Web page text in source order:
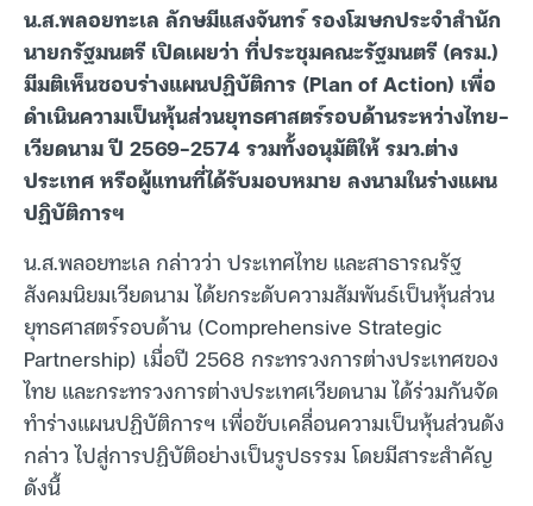
น.ส.พลอยทะเล ลักษมีแสงจันทร์ รองโฆษกประจำสำนัก
นายกรัฐมนตรี เปิดเผยว่า ที่ประชุมคณะรัฐมนตรี (ครม.)
มีมติเห็นชอบร่างแผนปฏิบัติการ (Plan of Action) เพื่อ
ดำเนินความเป็นหุ้นส่วนยุทธศาสตร์รอบด้านระหว่างไทย-
เวียดนาม ปี 2569-2574 รวมทั้งอนุมัติให้ รมว.ต่าง
ประเทศ หรือผู้แทนที่ได้รับมอบหมาย ลงนามในร่างแผน
ปฏิบัติการฯ
น.ส.พลอยทะเล กล่าวว่า ประเทศไทย และสาธารณรัฐ
สังคมนิยมเวียดนาม ได้ยกระดับความสัมพันธ์เป็นหุ้นส่วน
ยุทธศาสตร์รอบด้าน (Comprehensive Strategic
Partnership) เมื่อปี 2568 กระทรวงการต่างประเทศของ
ไทย และกระทรวงการต่างประเทศเวียดนาม ได้ร่วมกันจัด
ทำร่างแผนปฏิบัติการฯ เพื่อขับเคลื่อนความเป็นหุ้นส่วนดัง
กล่าว ไปสู่การปฏิบัติอย่างเป็นรูปธรรม โดยมีสาระสำคัญ
ดังนี้